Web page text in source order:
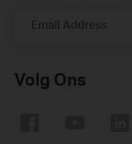
Email Address
Volg Ons